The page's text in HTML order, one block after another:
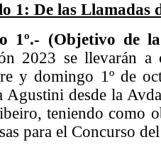
1: De las Llamadas
1º.- (Objetivo de
2023 se llevarán a
y domingo 1º de
Agustini desde la
teniendo como
para el Concurso